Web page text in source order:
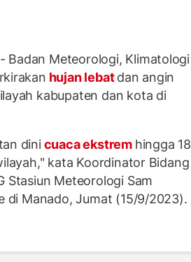
Badan Meteorologi, Klimatologi
hujan lebatdan angin
kabupaten dan kota di
dinicuaca ekstrem hingga 18
kata Koordinator Bidang
Stasiun Meteorologi Sam
di Manado, Jumat (15/9/2023).